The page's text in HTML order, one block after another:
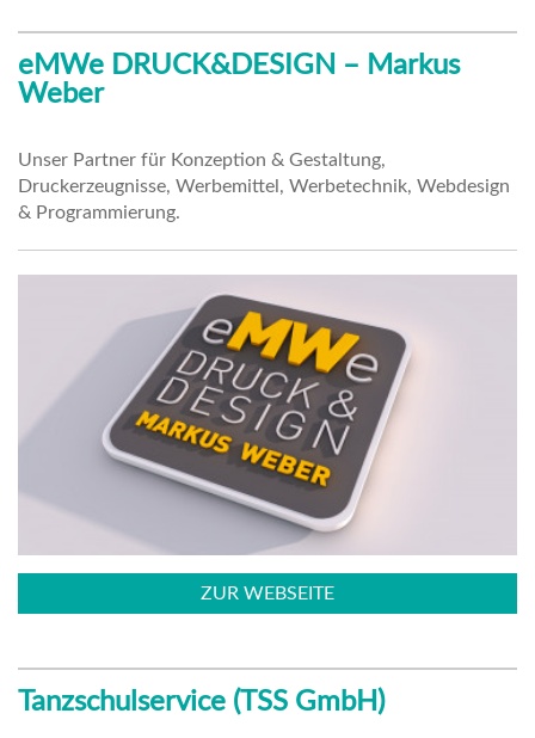
eMWe DRUCK&DESIGN – Markus
Weber
Unser Partner für Konzeption & Gestaltung,
Druckerzeugnisse, Werbemittel, Werbetechnik, Webdesign
& Programmierung.
ZUR WEBSEITE
Tanzschulservice (TSS GmbH)